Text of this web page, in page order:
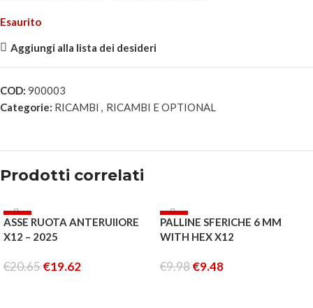
Esaurito
Aggiungi alla lista dei desideri
COD: 900003
Categorie: RICAMBI , RICAMBI E OPTIONAL
Prodotti correlati
-5%
ESAURITO
ASSE RUOTA ANTERUIIORE
X12 – 2025
€20.65€19.62
-5%
PALLINE SFERICHE 6 MM
WITH HEX X12
€9.98€9.48